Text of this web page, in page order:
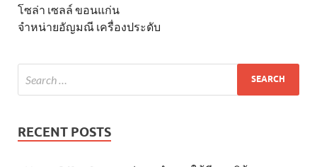
โซล่า เซลล์ ขอนแก่น
จำหน่ายอัญมณี เครื่องประดับ
RECENT POSTS